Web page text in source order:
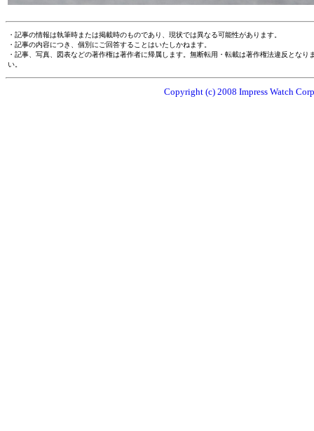
・記事の情報は執筆時または掲載時のものであり、現状では異なる可能性があります。
・記事の内容につき、個別にご回答することはいたしかねます。
・記事、写真、図表などの著作権は著作者に帰属します。無断転用・転載は著作権法違反とな
い。
Copyright (c) 2008 Impress Watch